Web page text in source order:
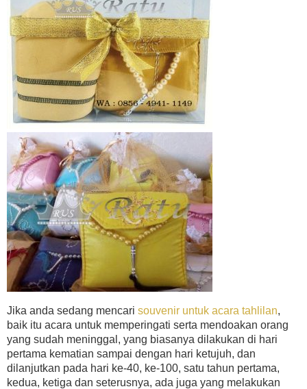
Jika anda sedang mencari souvenir untuk acara tahlilan,
baik itu acara untuk memperingati serta mendoakan orang
yang sudah meninggal, yang biasanya dilakukan di hari
pertama kematian sampai dengan hari ketujuh, dan
dilanjutkan pada hari ke-40, ke-100, satu tahun pertama,
kedua, ketiga dan seterusnya, ada juga yang melakukan